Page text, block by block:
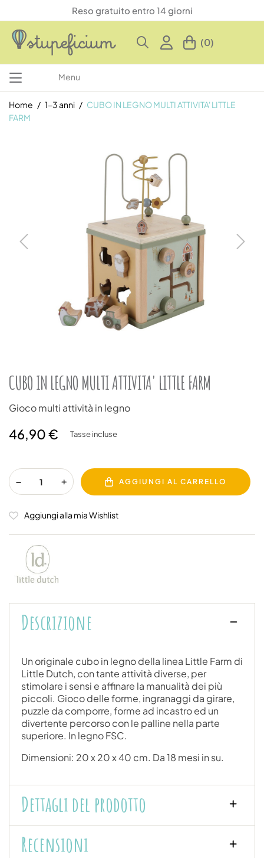
Reso gratuito entro 14 giorni
(0)
Menu
Home 1-3 anni
CUBO IN LEGNO MULTI ATTIVITA' LITTLE
FARM
CUBO IN LEGNO MULTI ATTIVITA' LITTLE FARM
Gioco multi attività in legno
46,90 € Tasse incluse
AGGIUNGI AL CARRELLO
Aggiungi alla mia Wishlist
Descrizione
Un originale cubo in legno della linea Little Farm di
Little Dutch, con tante attività diverse, per
stimolare i sensi e affinare la manualità dei più
piccoli. Gioco delle forme, ingranaggi da girare,
puzzle da comporre, forme ad incastro ed un
divertente percorso con le palline nella parte
superiore. In legno FSC.
Dimensioni: 20 x 20 x 40 cm. Da 18 mesi in su.
Dettagli del prodotto
Recensioni